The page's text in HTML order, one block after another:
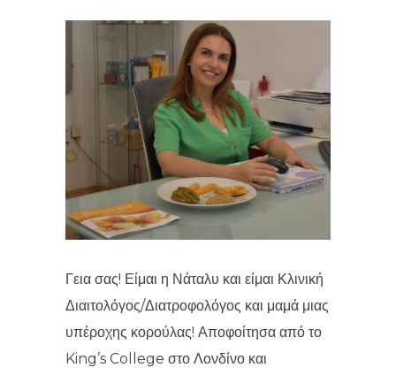
Γεια σας! Είμαι η Νάταλυ και είμαι Κλινική
Διαιτολόγος/Διατροφολόγος και μαμά μιας
υπέροχης κορούλας! Αποφοίτησα από το
King’s College στο Λονδίνο και